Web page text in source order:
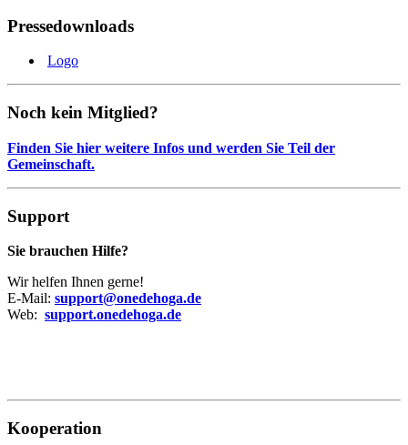
Pressedownloads
Logo
Noch kein Mitglied?
Finden Sie hier weitere Infos und werden Sie Teil der
Gemeinschaft.
Support
Sie brauchen Hilfe?
Wir helfen Ihnen gerne!
E-Mail: support@onedehoga.de
Web: support.onedehoga.de
Kooperation